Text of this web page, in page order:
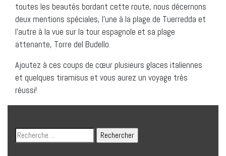
toutes les beautés bordant cette route, nous décernons
deux mentions spéciales, l’une à la plage de Tuerredda et
l’autre à la vue sur la tour espagnole et sa plage
attenante, Torre del Budello.
Ajoutez à ces coups de cœur plusieurs glaces italiennes
et quelques tiramisus et vous aurez un voyage très
réussi!